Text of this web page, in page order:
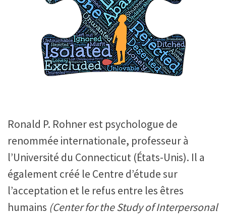
Ronald P. Rohner est psychologue de
renommée internationale, professeur à
l’Université du Connecticut (États-Unis). Il a
également créé le Centre d’étude sur
l’acceptation et le refus entre les êtres
humains (Center for the Study of Interpersonal